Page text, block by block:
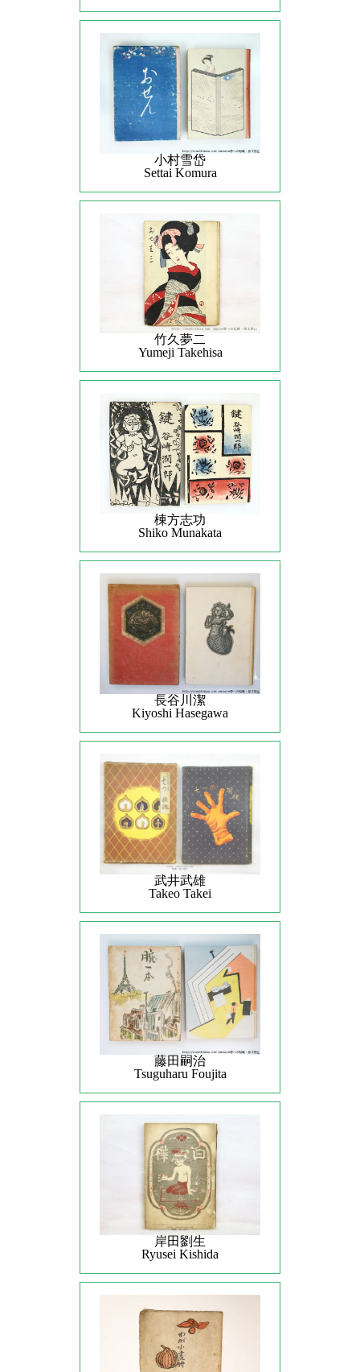
小村雪岱
Settai Komura
竹久夢二
Yumeji Takehisa
棟方志功
Shiko Munakata
長谷川潔
Kiyoshi Hasegawa
武井武雄
Takeo Takei
藤田嗣治
Tsuguharu Foujita
岸田劉生
Ryusei Kishida